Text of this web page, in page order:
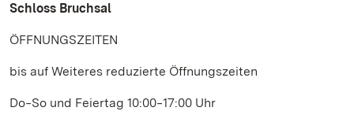
Schloss Bruchsal
ÖFFNUNGSZEITEN
bis auf Weiteres reduzierte Öffnungszeiten
Do‒So und Feiertag 10:00‒17:00 Uhr